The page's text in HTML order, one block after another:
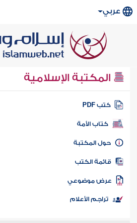
عربي
المكتبة الإسلامية
كتب PDF
كتاب الأمة
المكتبة
الكتب
موضوعي